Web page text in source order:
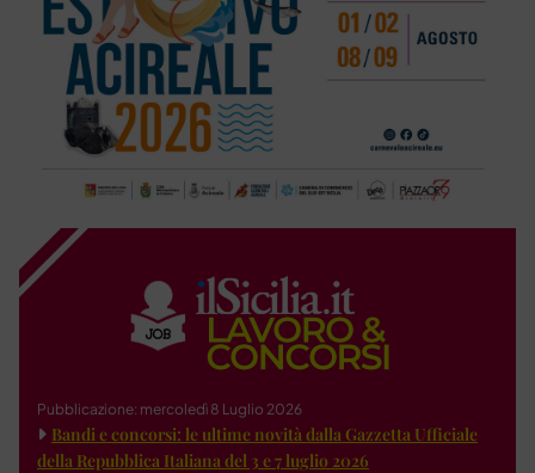
Pubblicazione: mercoledì 8 Luglio 2026
Bandi e concorsi: le ultime novità dalla Gazzetta Ufficiale
della Repubblica Italiana del 3 e 7 luglio 2026